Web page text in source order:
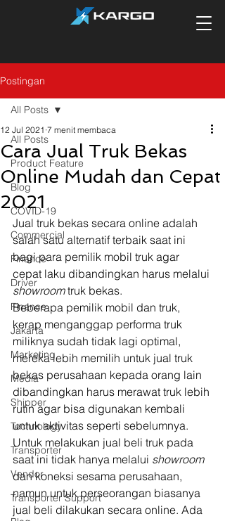
Postingan
All Posts
Product Feature
Blog
COVID-19
Commercial
Finance
Driver
Finance
Jakarta
Marketing
Media
Shipper
Technology
Transporter
Vendor
Transporter Support
All Posts
Cara Jual Truk Bekas
Online Mudah dan Cepat
2021
12 Jul 2021 7 menit membaca
Jual truk bekas secara online adalah
salah satu alternatif terbaik saat ini
bagi para pemilik mobil truk agar
cepat laku dibandingkan harus melalui
showroom truk bekas.
Beberapa pemilik mobil dan truk,
kerap menganggap performa truk
miliknya sudah tidak lagi optimal,
mereka lebih memilih untuk jual truk
bekas perusahaan kepada orang lain
dibandingkan harus merawat truk lebih
rutin agar bisa digunakan kembali
untuk aktivitas seperti sebelumnya.
Untuk melakukan jual beli truk pada
saat ini tidak hanya melalui showroom
dan koneksi sesama perusahaan,
namun untuk perseorangan biasanya
jual beli dilakukan secara online. Ada